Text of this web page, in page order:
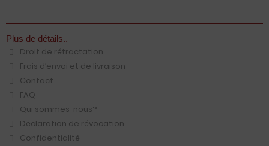
Plus de détails..
Droit de rétractation
Frais d′envoi et de livraison
Contact
FAQ
Qui sommes-nous?
Déclaration de révocation
Confidentialité